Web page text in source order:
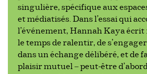
singulière, spécifique aux
et médiatisés. Dans l'essai qui
l'événement, Hannah Kaya écrit
le temps de ralentir, de s’engager
dans un échange délibéré, et de
plaisir mutuel – peut-être